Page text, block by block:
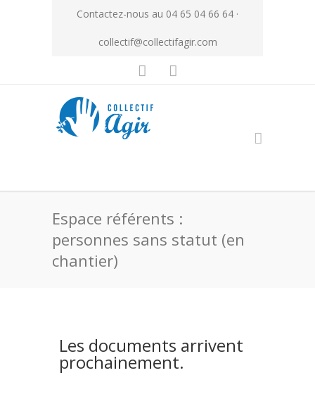
Contactez-nous au 04 65 04 66 64 ·
collectif@collectifagir.com
Espace référents :
personnes sans statut (en
chantier)
Les documents arrivent
prochainement.